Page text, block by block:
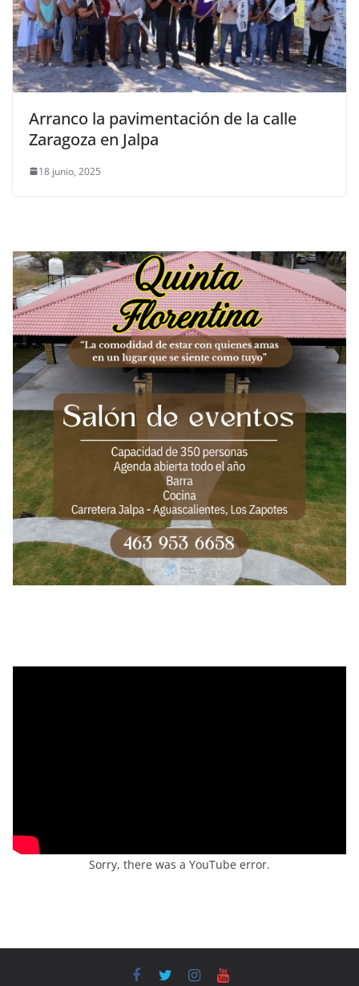
Arranco la pavimentación de la calle
Zaragoza en Jalpa
18 junio, 2025
Sorry, there was a YouTube error.